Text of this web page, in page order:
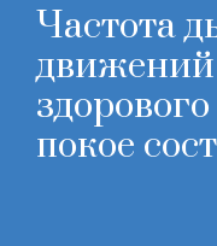
содержимому
Частота
движений
покое